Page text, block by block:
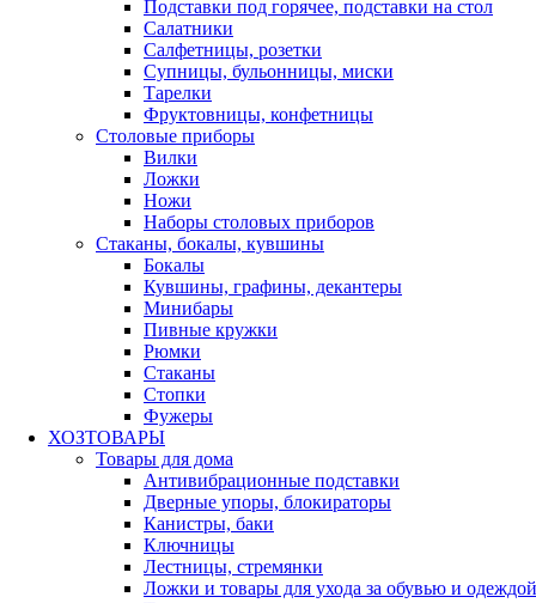
Подставки под горячее, подставки на стол
Салатники
Салфетницы, розетки
Супницы, бульонницы, миски
Тарелки
Фруктовницы, конфетницы
Столовые приборы
Вилки
Ложки
Ножи
Наборы столовых приборов
Стаканы, бокалы, кувшины
Бокалы
Кувшины, графины, декантеры
Минибары
Пивные кружки
Рюмки
Стаканы
Стопки
Фужеры
ХОЗТОВАРЫ
Товары для дома
Антивибрационные подставки
Дверные упоры, блокираторы
Канистры, баки
Ключницы
Лестницы, стремянки
Ложки и товары для ухода за обувью и одеждой